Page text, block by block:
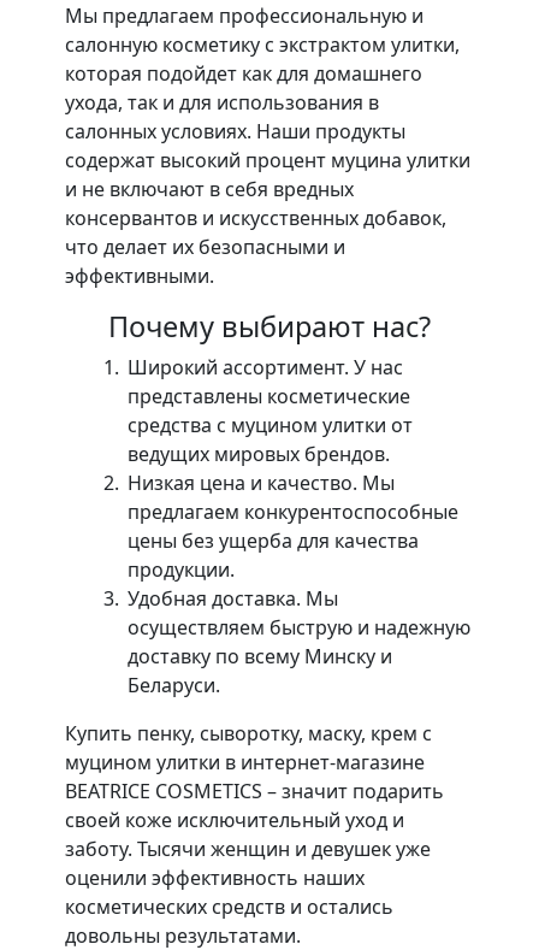
Мы предлагаем профессиональную и
салонную косметику с экстрактом улитки,
которая подойдет как для домашнего
ухода, так и для использования в
салонных условиях. Наши продукты
содержат высокий процент муцина улитки
и не включают в себя вредных
консервантов и искусственных добавок,
что делает их безопасными и
эффективными.
Почему выбирают нас?
Широкий ассортимент. У нас
представлены косметические
средства с муцином улитки от
ведущих мировых брендов.
Низкая цена и качество. Мы
предлагаем конкурентоспособные
цены без ущерба для качества
продукции.
Удобная доставка. Мы
осуществляем быструю и надежную
доставку по всему Минску и
Беларуси.
Купить пенку, сыворотку, маску, крем с
муцином улитки в интернет-магазине
BEATRICE COSMETICS – значит подарить
своей коже исключительный уход и
заботу. Тысячи женщин и девушек уже
оценили эффективность наших
косметических средств и остались
довольны результатами.